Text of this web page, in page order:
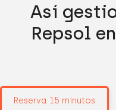
Así
Repsol
Reserva 15 minutos